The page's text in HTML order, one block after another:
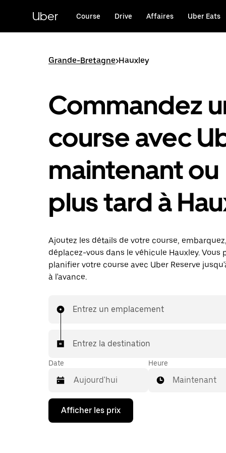
principal
Uber Course Drive Affaires Uber Eats
Grande-Bretagne>Hauxley
Commandez
course avec
maintenant ou
plus tard à
Ajoutez les détails de votre course,
déplacez-vous dans le véhicule Hauxley. Vous
planifier votre course avec Uber Reserve
à l'avance.
Entrez un emplacement
Entrez la destination
Date
Appuyez
la
Heure
Maintenant
Afficher les prix